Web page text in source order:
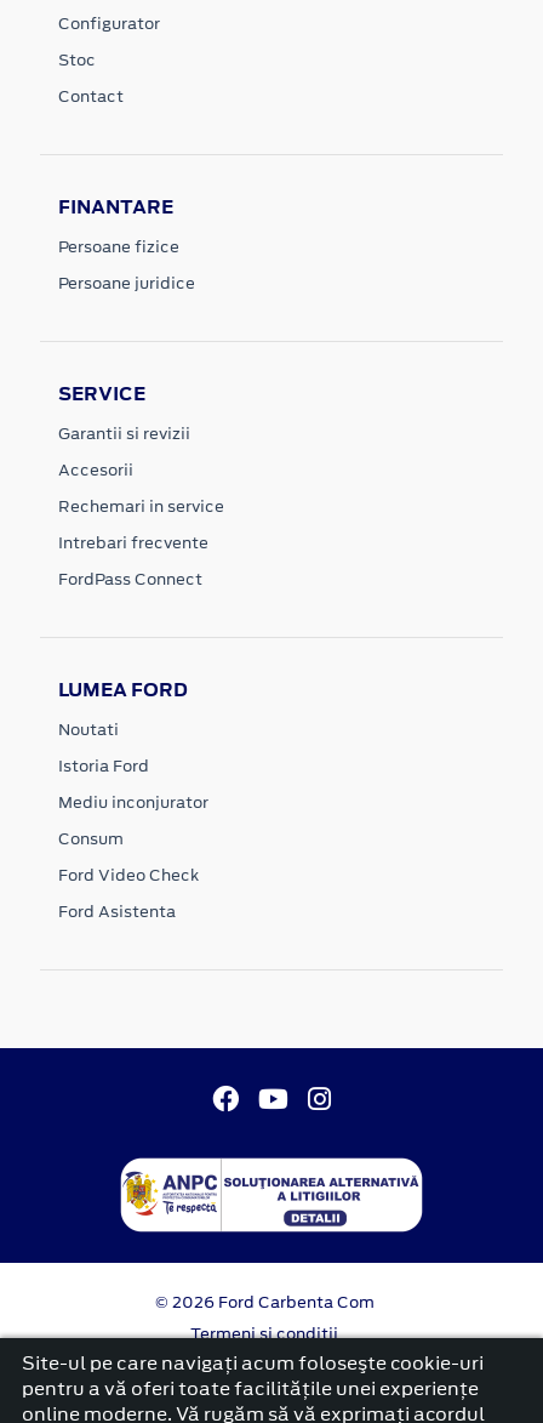
Configurator
Stoc
Contact
FINANTARE
Persoane fizice
Persoane juridice
SERVICE
Garantii si revizii
Accesorii
Rechemari in service
Intrebari frecvente
FordPass Connect
LUMEA FORD
Noutati
Istoria Ford
Mediu inconjurator
Consum
Ford Video Check
Ford Asistenta
© 2026 Ford Carbenta Com
Termeni si conditii
Confidentialitate
Politica cookies
platformă dezvoltată de Workleto
Site-ul pe care navigați acum foloseşte cookie-uri
pentru a vă oferi toate facilitățile unei experiențe
online moderne. Vă rugăm să vă exprimați acordul